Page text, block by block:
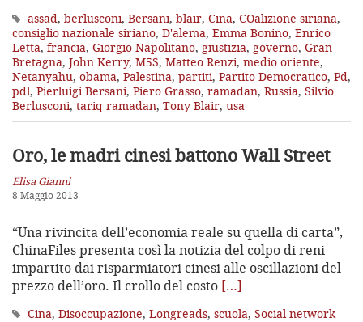
assad, berlusconi, Bersani, blair, Cina, COalizione siriana,
consiglio nazionale siriano, D'alema, Emma Bonino, Enrico
Letta, francia, Giorgio Napolitano, giustizia, governo, Gran
Bretagna, John Kerry, M5S, Matteo Renzi, medio oriente,
Netanyahu, obama, Palestina, partiti, Partito Democratico, Pd,
pdl, Pierluigi Bersani, Piero Grasso, ramadan, Russia, Silvio
Berlusconi, tariq ramadan, Tony Blair, usa
Oro, le madri cinesi battono Wall Street
Elisa Gianni
8 Maggio 2013
“Una rivincita dell’economia reale su quella di carta”,
ChinaFiles presenta così la notizia del colpo di reni
impartito dai risparmiatori cinesi alle oscillazioni del
prezzo dell’oro. Il crollo del costo […]
Cina, Disoccupazione, Longreads, scuola, Social network